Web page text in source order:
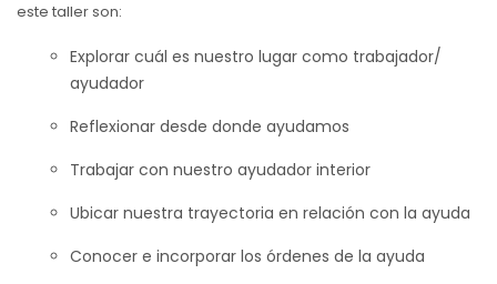
este taller son:
Explorar cuál es nuestro lugar como trabajador/
ayudador
Reflexionar desde donde ayudamos
Trabajar con nuestro ayudador interior
Ubicar nuestra trayectoria en relación con la ayuda
Conocer e incorporar los órdenes de la ayuda